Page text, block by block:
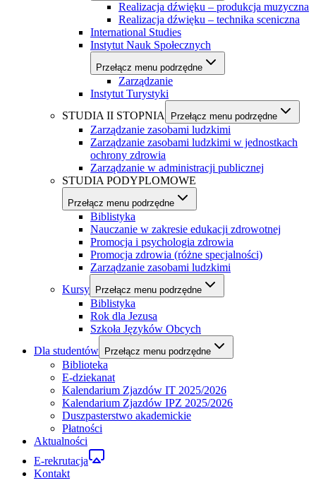
Realizacja dźwięku – produkcja muzyczna
Realizacja dźwięku – technika sceniczna
International Studies
Instytut Nauk Społecznych
Przełącz menu podrzędne
Zarządzanie
Instytut Turystyki
STUDIA II STOPNIA
Przełącz menu podrzędne
Zarządzanie zasobami ludzkimi
Zarządzanie zasobami ludzkimi w jednostkach
ochrony zdrowia
Zarządzanie w administracji publicznej
STUDIA PODYPLOMOWE
Przełącz menu podrzędne
Biblistyka
Nauczanie w zakresie edukacji zdrowotnej
Promocja i psychologia zdrowia
Promocja zdrowia (różne specjalności)
Zarządzanie zasobami ludzkimi
Kursy
Przełącz menu podrzędne
Biblistyka
Rok dla Jezusa
Szkoła Języków Obcych
Dla studentów
Przełącz menu podrzędne
Biblioteka
E-dziekanat
Kalendarium Zjazdów IT 2025/2026
Kalendarium Zjazdów IPZ 2025/2026
Duszpasterstwo akademickie
Płatności
Aktualności
E-rekrutacja
Kontakt